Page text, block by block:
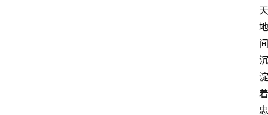
天
地
间
沉
淀
着
忠